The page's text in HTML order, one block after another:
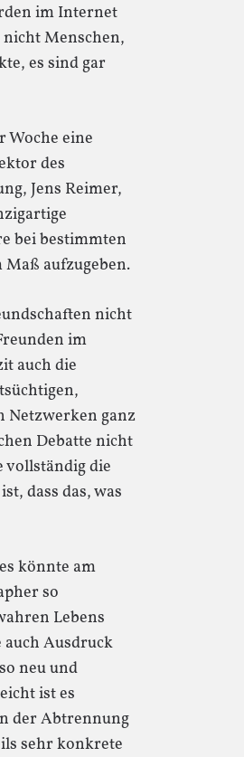
im Internet
Menschen,
es sind gar
Woche eine
des
Jens Reimer,
bei bestimmten
aufzugeben.
nicht
im
auch die
Netzwerken ganz
Debatte nicht
vollständig die
dass das, was
könnte am
so
Lebens
auch Ausdruck
neu und
ist es
der Abtrennung
sehr konkrete